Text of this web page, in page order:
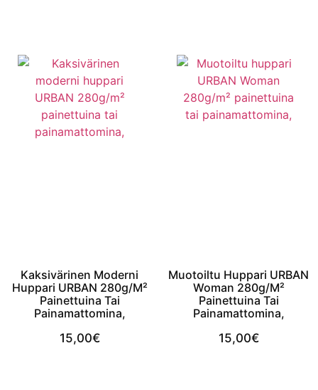
Kaksivärinen Moderni
Huppari URBAN 280g/m²
Painettuina Tai
Painamattomina,
15,00€
Muotoiltu Huppari URBAN
Woman 280g/m²
Painettuina Tai
Painamattomina,
15,00€